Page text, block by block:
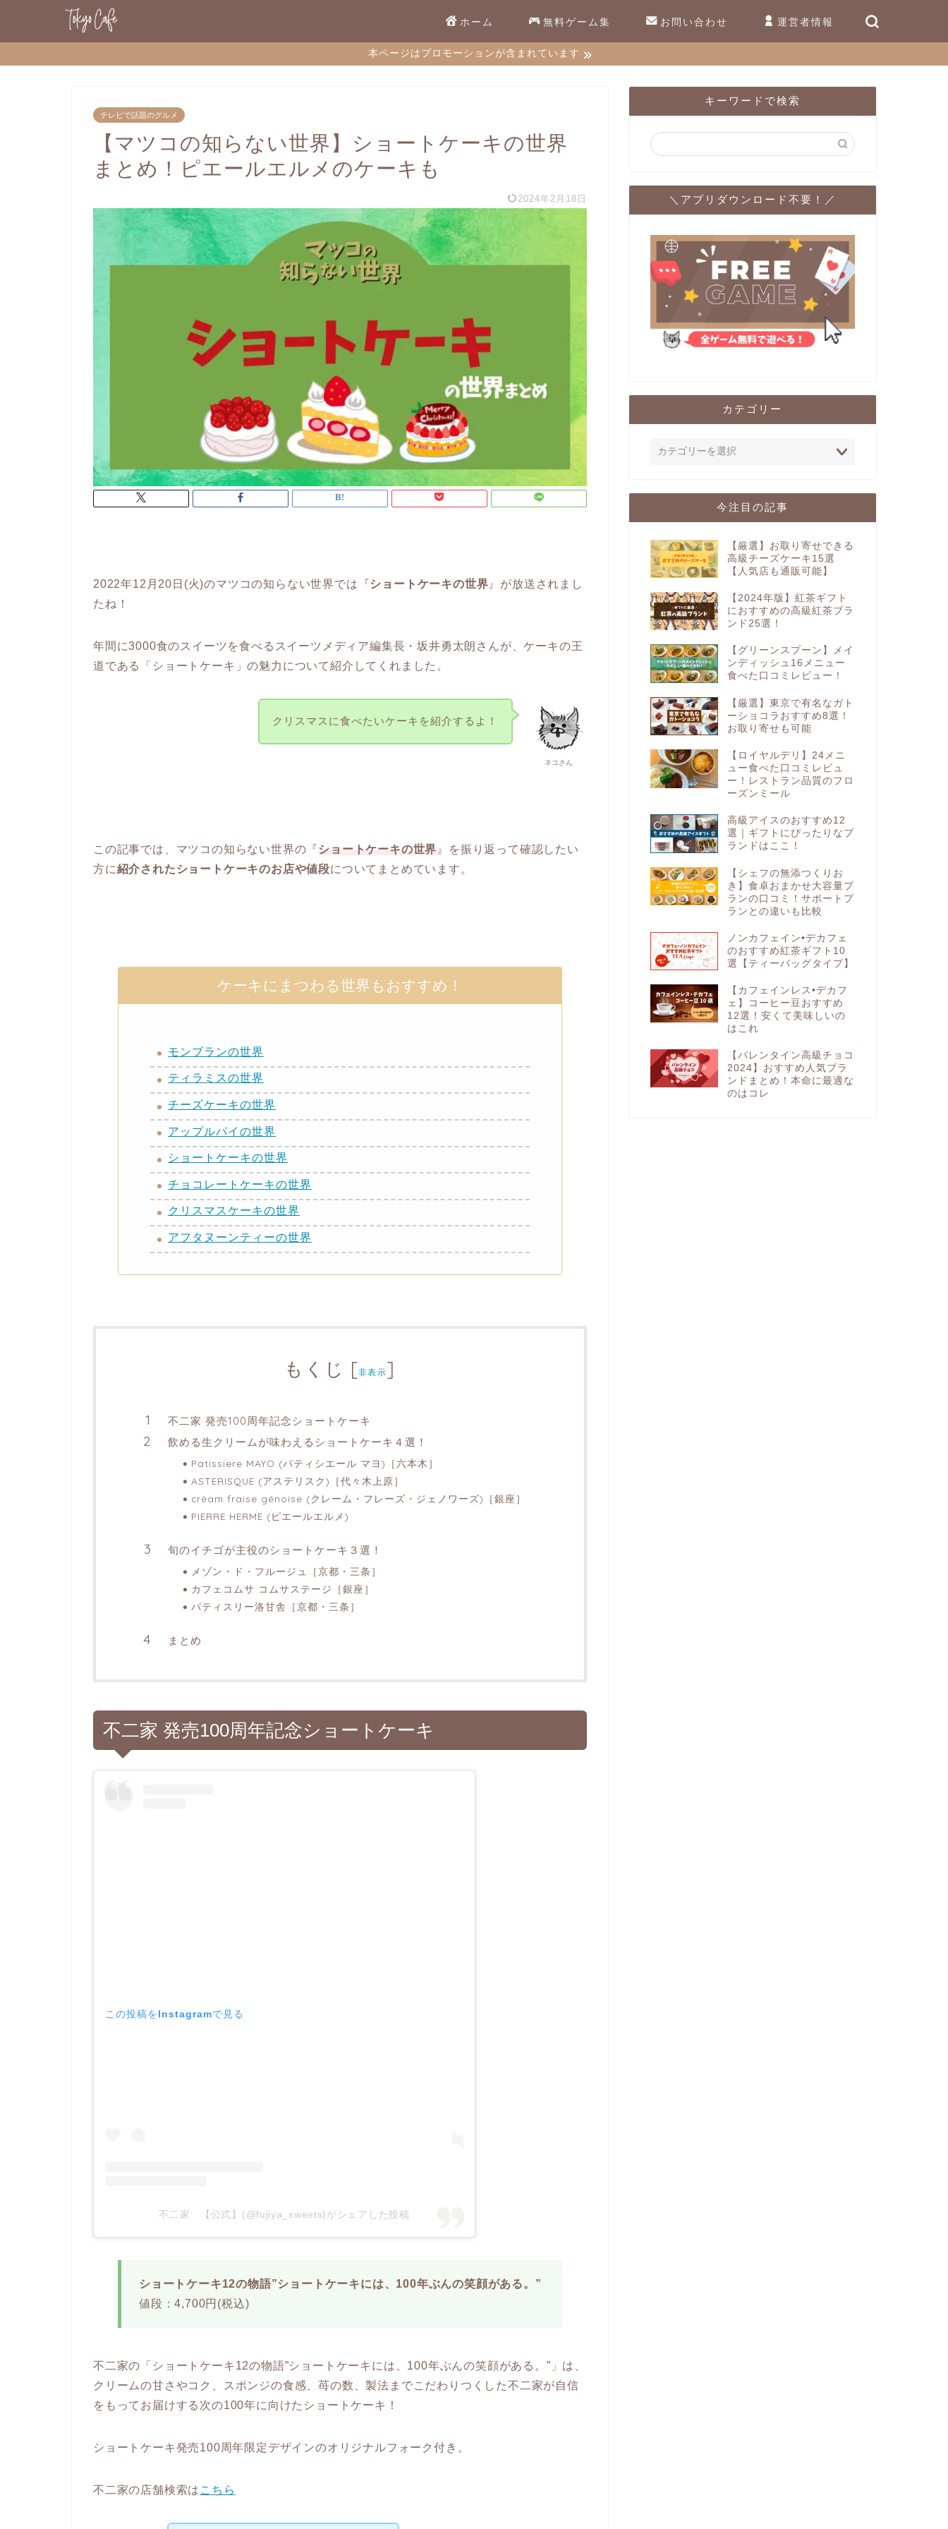
ホーム 無料ゲーム集 お問い合わせ 運営者情報
本ページはプロモーションが含まれています
テレビで話題のグルメ
【マツコの知らない世界】ショートケーキの世界
まとめ！ピエールエルメのケーキも
2024年2月18日
2022年12月20日(火)のマツコの知らない世界では『ショートケーキの世界 』が放送されまし
たね！
年間に3000食のスイーツを食べるスイーツメディア編集長・坂井勇太朗さんが、ケーキの王
道である「ショートケーキ」の魅力について紹介してくれました。
ネコさん
クリスマスに食べたいケーキを紹介するよ！
この記事では、マツコの知らない世界の『 ショートケーキの世界 』を振り返って確認したい
方に紹介されたショートケーキのお店や値段についてまとめています。
ケーキにまつわる世界もおすすめ！
モンブランの世界
ティラミスの世界
チーズケーキの世界
アップルパイの世界
ショートケーキの世界
チョコレートケーキの世界
クリスマスケーキの世界
アフタヌーンティーの世界
もくじ [非表示]
不二家 発売100周年記念ショートケーキ
飲める生クリームが味わえるショートケーキ４選！
Patissiere MAYO (パティシエール マヨ)［六本木］
ASTERISQUE (アステリスク)［代々木上原］
crèam fraise génoise (クレーム・フレーズ・ジェノワーズ)［銀座］
PIERRE HERME (ピエールエルメ)
旬のイチゴが主役のショートケーキ３選！
メゾン・ド・フルージュ［京都・三条］
カフェコムサ コムサステージ［銀座］
パティスリー洛甘舎［京都・三条］
まとめ
不二家 発売100周年記念ショートケーキ
この投稿をInstagramで見る
不二家 【公式】(@fujiya_sweets)がシェアした投稿
ショートケーキ12の物語”ショートケーキには、100年ぶんの笑顔がある。”
値段：4,700円(税込)
不二家の「ショートケーキ12の物語”ショートケーキには、100年ぶんの笑顔がある。”」は、
クリームの甘さやコク、スポンジの食感、苺の数、製法までこだわりつくした不二家が自信
をもってお届けする次の100年に向けたショートケーキ！
ショートケーキ発売100周年限定デザインのオリジナルフォーク付き。
不二家の店舗検索は こちら
キーワードで検索
＼アプリダウンロード不要！／
カテゴリー
今注目の記事
【厳選】お取り寄せできる
高級チーズケーキ15選
【人気店も通販可能】
【2024年版】紅茶ギフト
におすすめの高級紅茶ブラ
ンド25選！
【グリーンスプーン】メイ
ンディッシュ16メニュー
食べた口コミレビュー！
【厳選】東京で有名なガト
ーショコラおすすめ8選！
お取り寄せも可能
【ロイヤルデリ】24メニ
ュー食べた口コミレビュ
ー！レストラン品質のフロ
ーズンミール
高級アイスのおすすめ12
選｜ギフトにぴったりなブ
ランドはここ！
【シェフの無添つくりお
き】食卓おまかせ大容量プ
ランの口コミ！サポートプ
ランとの違いも比較
ノンカフェイン•デカフェ
のおすすめ紅茶ギフト10
選【ティーバッグタイプ】
【カフェインレス•デカフ
ェ】コーヒー豆おすすめ
12選！安くて美味しいの
はこれ
【バレンタイン高級チョコ
2024】おすすめ人気ブラ
ンドまとめ！本命に最適な
のはコレ